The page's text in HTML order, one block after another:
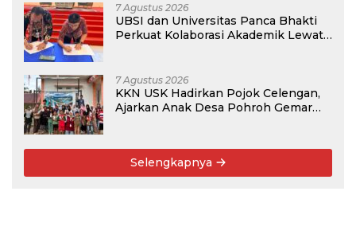
7 Agustus 2026
UBSI dan Universitas Panca Bhakti
Perkuat Kolaborasi Akademik Lewat
7 Agustus 2026
KKN USK Hadirkan Pojok Celengan,
Ajarkan Anak Desa Pohroh Gemar
Selengkapnya